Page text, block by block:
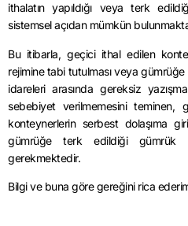
ithalatın yapıldığı veya terk
sistemsel açıdan mümkün
Bu itibarla, geçici ithal edilen
rejimine tabi tutulması veya
idareleri arasında gereksiz
sebebiyet verilmemesini teminen,
konteynerlerin serbest dolaşıma
gümrüğe terk edildiği gümrük
gerekmektedir.
Bilgi ve buna göre gereğini rica